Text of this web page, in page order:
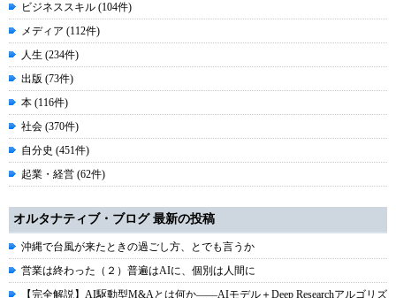
ビジネススキル (104件)
メディア (112件)
人生 (234件)
出版 (73件)
本 (116件)
社会 (370件)
自分史 (451件)
起業・経営 (62件)
オルタナティブ・ブログ 最新の投稿
沖縄で台風が来たときの過ごし方、とでも言うか
営業は終わった（２）普遍はAIに、個別は人間に
【完全解説】AI駆動型M&Aとは何か――AIモデル＋Deep Researchアルゴリズ